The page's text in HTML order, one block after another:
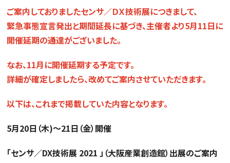
C.S」
環境
ご案内しておりましたセンサ／ＤＸ技術展につきまして、
緊急事態宣言発出と期間延長に基づき、主催者より5月11日に
開催延期の通達がございました。
なお、11月に開催延期する予定です。
詳細が確定しましたら、改めてご案内させていただきます。
以下は、これまで掲載していた内容となります。
5月20日（木)～21日（金）開催
「センサ／DX技術展 2021 」（大阪産業創造館）出展のご案内